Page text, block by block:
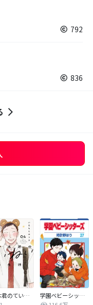
792
836
寿々木君のていねいな生活
学園ベビーシッターズ